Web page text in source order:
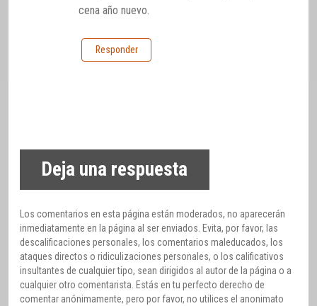
cena año nuevo.
Responder
Deja una respuesta
Los comentarios en esta página están moderados, no aparecerán
inmediatamente en la página al ser enviados. Evita, por favor, las
descalificaciones personales, los comentarios maleducados, los
ataques directos o ridiculizaciones personales, o los calificativos
insultantes de cualquier tipo, sean dirigidos al autor de la página o a
cualquier otro comentarista. Estás en tu perfecto derecho de
comentar anónimamente, pero por favor, no utilices el anonimato